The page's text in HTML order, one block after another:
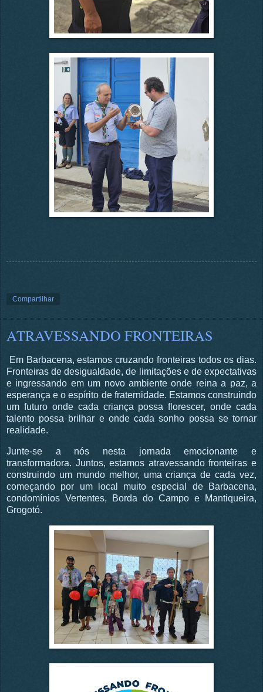
Compartilhar
ATRAVESSANDO FRONTEIRAS
Em Barbacena, estamos cruzando fronteiras todos os dias.
Fronteiras de desigualdade, de limitações e de expectativas
e ingressando em um novo ambiente onde reina a paz, a
esperança e o espírito de fraternidade. Estamos construindo
um futuro onde cada criança possa florescer, onde cada
talento possa brilhar e onde cada sonho possa se tornar
realidade.
Junte-se a nós nesta jornada emocionante e
transformadora. Juntos, estamos atravessando fronteiras e
construindo um mundo melhor, uma criança de cada vez,
começando por um local muito especial de Barbacena,
condomínios Vertentes, Borda do Campo e Mantiqueira,
Grogotó.